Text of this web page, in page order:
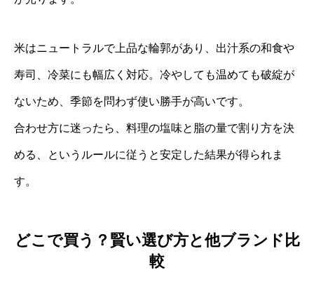
米はニュートラルで上品な輪郭があり、出汁系の和食や
寿司、冷菜にも幅広く対応。冷やしても温めても破綻が
ないため、季節を問わず使い勝手が高いです。
合わせ方に迷ったら、料理の塩味と脂の量で割り方を決
める、というルールに従うと安定した結果が得られま
す。
どこで買う？賢い選び方と他ブランド比
較